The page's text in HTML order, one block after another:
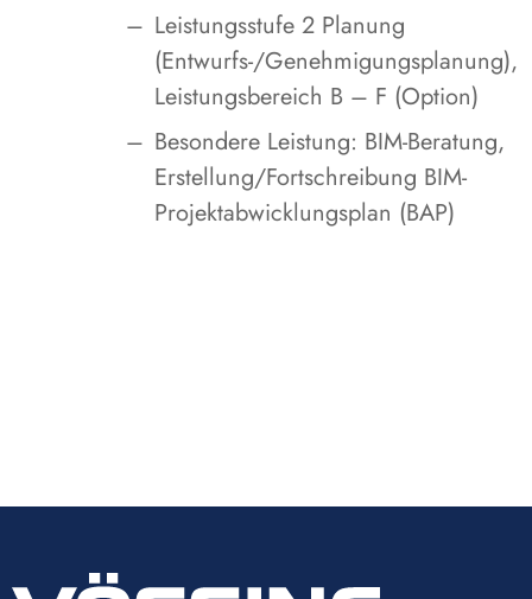
Leistungsstufe 2 Planung
(Entwurfs-/Genehmigungsplanung),
Leistungsbereich B – F (Option)
Besondere Leistung: BIM-Beratung,
Erstellung/Fortschreibung BIM-
Projektabwicklungsplan (BAP)